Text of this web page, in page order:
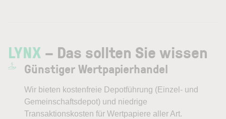
LYNX – Das sollten Sie wissen
Günstiger Wertpapierhandel
Wir bieten kostenfreie Depotführung (Einzel- und
Gemeinschaftsdepot) und niedrige
Transaktionskosten für Wertpapiere aller Art.